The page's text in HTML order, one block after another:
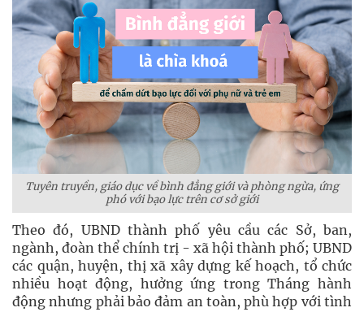
Tuyên truyền, giáo dục về bình đẳng giới và phòng ngừa, ứng
phó với bạo lực trên cơ sở giới
Theo đó, UBND thành phố yêu cầu các Sở, ban,
ngành, đoàn thể chính trị - xã hội thành phố; UBND
các quận, huyện, thị xã xây dựng kế hoạch, tổ chức
nhiều hoạt động, hưởng ứng trong Tháng hành
động nhưng phải bảo đảm an toàn, phù hợp với tình